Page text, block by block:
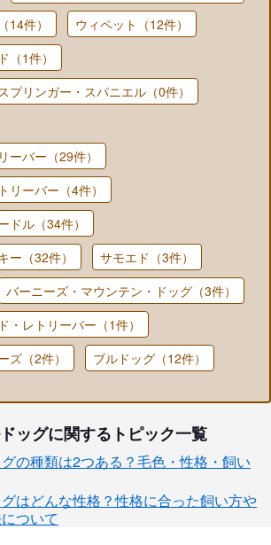
14件）
ウィペット（12件）
（1件）
プリンガー・スパニエル（0件）
ーバー（29件）
リーバー（4件）
ドル（34件）
ー（32件）
サモエド（3件）
バーニーズ・マウンテン・ドッグ（3件）
・レトリーバー（1件）
ズ（2件）
ブルドッグ（12件）
ッグに関するトピック一覧
の種類は2つある？毛色・性格・飼い
はどんな性格？性格に合った飼い方や
ついて